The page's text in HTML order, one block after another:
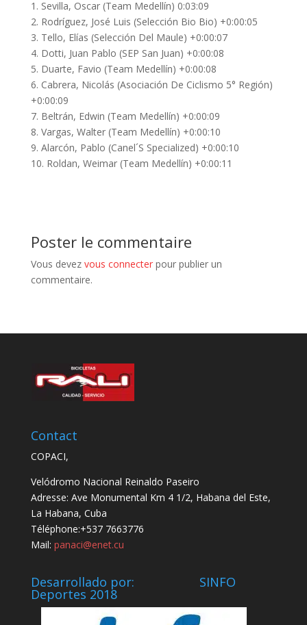
1. Sevilla, Oscar (Team Medellín) 0:03:09
2. Rodríguez, José Luis (Selección Bio Bio) +0:00:05
3. Tello, Elías (Selección Del Maule) +0:00:07
4. Dotti, Juan Pablo (SEP San Juan) +0:00:08
5. Duarte, Favio (Team Medellín) +0:00:08
6. Cabrera, Nicolás (Asociación De Ciclismo 5° Región)
+0:00:09
7. Beltrán, Edwin (Team Medellín) +0:00:09
8. Vargas, Walter (Team Medellín) +0:00:10
9. Alarcón, Pablo (Canel´S Specialized) +0:00:10
10. Roldan, Weimar (Team Medellín) +0:00:11
Poster le commentaire
Vous devez vous connecterpour publier un
commentaire.
Contact
COPACI,
Velódromo Nacional Reinaldo Paseiro
Adresse: Ave Monumental Km 4 1/2, Habana del Este,
La Habana, Cuba
Téléphone:+537 7663776
Mail: panaci@enet.cu
Desarrollado por: SINFO
Deportes 2018